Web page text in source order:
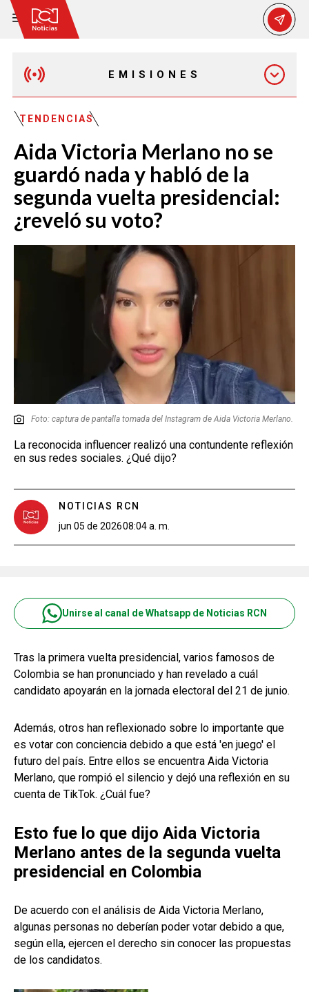
EMISIONES
MAÑANA EXPRESS
EMISIÓN 12:30 PM
EMISIÓN 7:00 PM
EMISIÓN 11:30 PM
TENDENCIAS
Aida Victoria Merlano no se
guardó nada y habló de la
segunda vuelta presidencial:
¿reveló su voto?
Foto: captura de pantalla tomada del Instagram de Aida Victoria Merlano.
La reconocida influencer realizó una contundente reflexión
en sus redes sociales. ¿Qué dijo?
NOTICIAS RCN
jun 05 de 202608:04 a. m.
Unirse al canal de Whatsapp de Noticias RCN
Tras la primera vuelta presidencial, varios famosos de
Colombia se han pronunciado y han revelado a cuál
candidato apoyarán en la jornada electoral del 21 de junio.
Además, otros han reflexionado sobre lo importante que
es votar con conciencia debido a que está 'en juego' el
futuro del país. Entre ellos se encuentra Aida Victoria
Merlano, que rompió el silencio y dejó una reflexión en su
cuenta de TikTok. ¿Cuál fue?
Esto fue lo que dijo Aida Victoria
Merlano antes de la segunda vuelta
presidencial en Colombia
De acuerdo con el análisis de Aida Victoria Merlano,
algunas personas no deberían poder votar debido a que,
según ella, ejercen el derecho sin conocer las propuestas
de los candidatos.